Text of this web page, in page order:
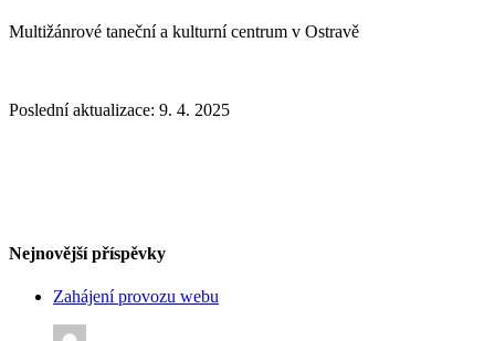
Multižánrové taneční a kulturní centrum v Ostravě
Poslední aktualizace: 9. 4. 2025
Nejnovější příspěvky
Zahájení provozu webu